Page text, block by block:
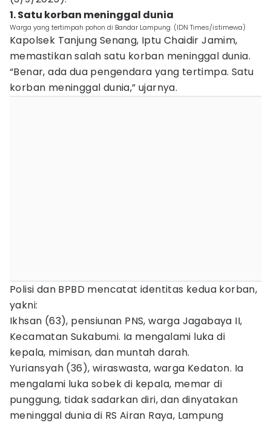
1. Satu korban meninggal dunia
Warga yang tertimpah pohon di Bandar Lampung. (IDN Times/istimewa)
Kapolsek Tanjung Senang, Iptu Chaidir Jamim,
memastikan salah satu korban meninggal dunia.
“Benar, ada dua pengendara yang tertimpa. Satu
korban meninggal dunia,” ujarnya.
Polisi dan BPBD mencatat identitas kedua korban,
yakni:
Ikhsan (63), pensiunan PNS, warga Jagabaya II,
Kecamatan Sukabumi. Ia mengalami luka di
kepala, mimisan, dan muntah darah.
Yuriansyah (36), wiraswasta, warga Kedaton. Ia
mengalami luka sobek di kepala, memar di
punggung, tidak sadarkan diri, dan dinyatakan
meninggal dunia di RS Airan Raya, Lampung